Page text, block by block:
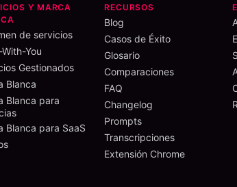
Y MARCA
de servicios
You
Gestionados
Blanca
Blanca para
Blanca para SaaS
RECURSOS
Blog
Casos de Éxito
Glosario
Comparaciones
FAQ
Changelog
Prompts
Transcripciones
Extensión Chrome